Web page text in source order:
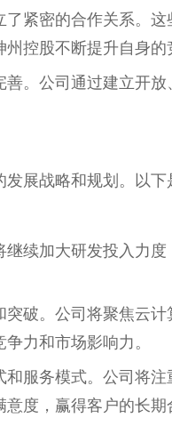
紧密的合作关系。
控股不断提升自身的
。公司通过建立开
展战略和规划。以下
续加大研发投入力
破。公司将聚焦云
力和市场影响力。
服务模式。公司将
度，赢得客户的长期